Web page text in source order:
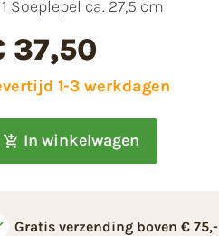
1 Soeplepel ca. 27,5 cm
37,50
1-3 werkdagen
In winkelwagen
Gratis verzending boven € 75,-